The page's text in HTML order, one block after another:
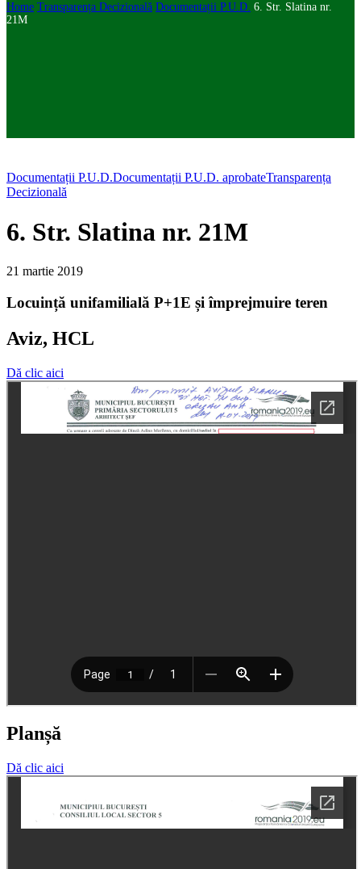
Home Transparența Decizională Documentații P.U.D. 6. Str. Slatina nr.
21M
Documentații P.U.D.Documentații P.U.D. aprobateTransparența
Decizională
6. Str. Slatina nr. 21M
21 martie 2019
Locuință unifamilială P+1E și împrejmuire teren
Aviz, HCL
Dă clic aici
Planșă
Dă clic aici